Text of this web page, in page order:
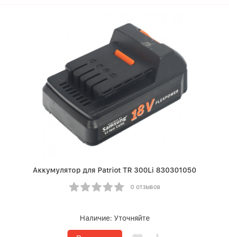
Аккумулятор для Patriot TR 300Li 830301050
0 отзывов
Наличие: Уточняйте